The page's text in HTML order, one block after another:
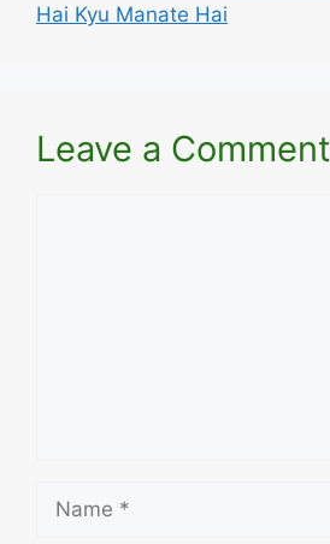
Hai Kyu Manate Hai
Leave a Comment